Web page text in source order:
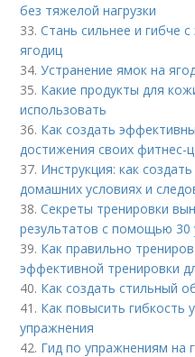
без тяжелой нагрузки
33.Стань сильнее и гибче
ягодиц
34.Устранение ямок на
35. Какие продукты для
использовать
36. Как создать
достижения своих фитнес-
37. Инструкция: как
домашних условиях и
38.Секреты тренировки
результатов с помощью 30
39. Как правильно
эффективной тренировки
40. Как создать стильный
41. Как повысить гибкость
упражнения
42. Гид по упражнениям на